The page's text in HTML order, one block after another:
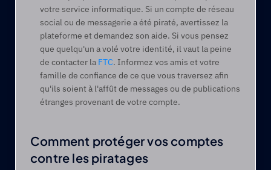
votre service informatique. Si un compte de réseau
social ou de messagerie a été piraté, avertissez la
plateforme et demandez son aide. Si vous pensez
que quelqu'un a volé votre identité, il vaut la peine
de contacter la FTC. Informez vos amis et votre
famille de confiance de ce que vous traversez afin
qu'ils soient à l'affût de messages ou de publications
étranges provenant de votre compte.
Comment protéger vos comptes
contre les piratages